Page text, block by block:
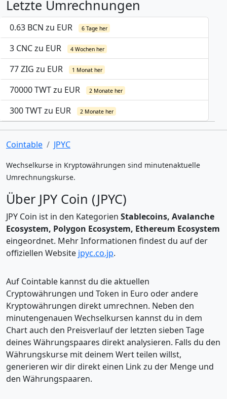
Letzte Umrechnungen
0.63 BCN zu EUR 6 Tage her
3 CNC zu EUR 4 Wochen her
77 ZIG zu EUR 1 Monat her
70000 TWT zu EUR 2 Monate her
300 TWT zu EUR 2 Monate her
Cointable JPYC
Wechselkurse in Kryptowährungen sind minutenaktuelle
Umrechnungskurse.
Über JPY Coin (JPYC)
JPY Coin ist in den Kategorien Stablecoins, Avalanche
Ecosystem, Polygon Ecosystem, Ethereum Ecosystem
eingeordnet. Mehr Informationen findest du auf der
offiziellen Website jpyc.co.jp.
Auf Cointable kannst du die aktuellen
Cryptowährungen und Token in Euro oder andere
Kryptowährungen direkt umrechnen. Neben den
minutengenauen Wechselkursen kannst du in dem
Chart auch den Preisverlauf der letzten sieben Tage
deines Währungspaares direkt analysieren. Falls du den
Währungskurse mit deinem Wert teilen willst,
generieren wir dir direkt einen Link zu der Menge und
den Währungspaaren.